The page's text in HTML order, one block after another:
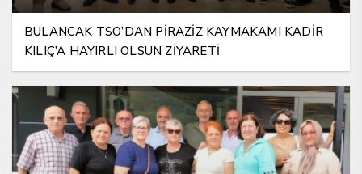
BULANCAK TSO’DAN PİRAZİZ KAYMAKAMI KADİR
KILIÇ’A HAYIRLI OLSUN ZİYARETİ